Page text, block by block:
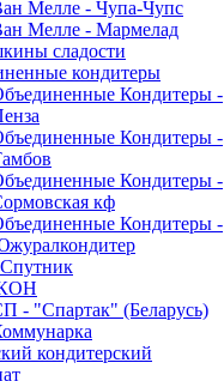
Мелле - Чупа-Чупс
Мелле - Мармелад
сладости
кондитеры
Кондитеры -
Кондитеры -
Кондитеры -
кф
Кондитеры -
- "Спартак" (Беларусь)
кондитерский